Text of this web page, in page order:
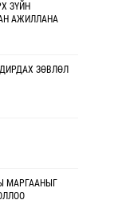
ЗҮЙН
АЖИЛЛАНА
ЗӨВЛӨЛ
МАРГААНЫГ